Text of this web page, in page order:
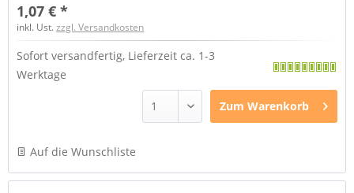
1,07 € *
inkl. Ust.zzgl. Versandkosten
Sofort versandfertig, Lieferzeit ca. 1-3
Werktage
Zum Warenkorb
Auf die Wunschliste